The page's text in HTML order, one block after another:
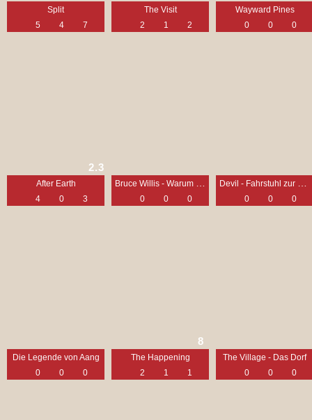
Split
5 4 7
The Visit
2 1 2
Wayward Pines
0
0 0
After Earth
2.3
4 0 3 0 0 0 0 0 0
Die Legende von Aang
0
0 0
The Happening
8
2 1 1
The Village - Das Dorf
0
0 0